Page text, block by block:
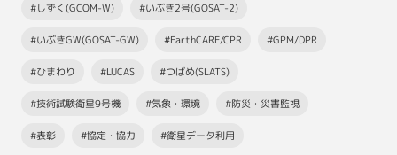
#しずく(GCOM-W) #いぶき2号(GOSAT-2)
#いぶきGW(GOSAT-GW) #EarthCARE/CPR #GPM/DPR
#ひまわり #LUCAS #つばめ(SLATS)
#技術試験衛星9号機 #気象・環境 #防災・災害監視
#表彰 #協定・協力 #衛星データ利用